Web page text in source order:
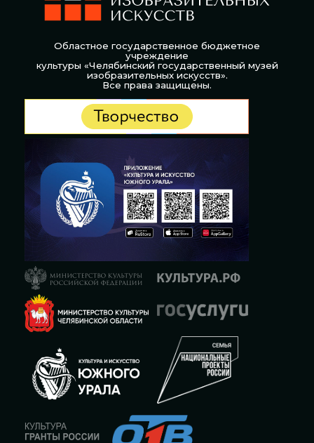
Областное государственное бюджетное
учреждение
культуры «Челябинский государственный музей
изобразительных искусств».
Все права защищены.